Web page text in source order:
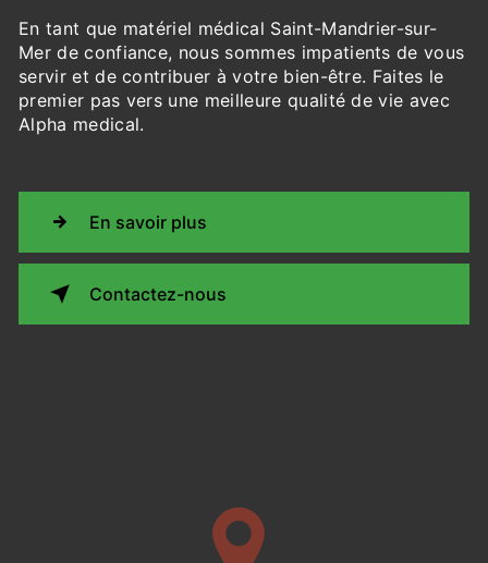
En tant que matériel médical Saint-Mandrier-sur-
Mer de confiance, nous sommes impatients de vous
servir et de contribuer à votre bien-être. Faites le
premier pas vers une meilleure qualité de vie avec
Alpha medical.
En savoir plus
Contactez-nous